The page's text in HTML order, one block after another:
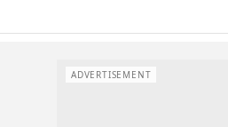
ADVERTISEMENT